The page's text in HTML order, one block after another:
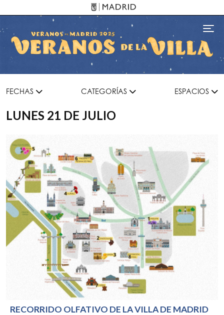
FECHAS CATEGORÍAS ESPACIOS
LUNES 21 DE JULIO
RECORRIDO OLFATIVO DE LA VILLA DE MADRID